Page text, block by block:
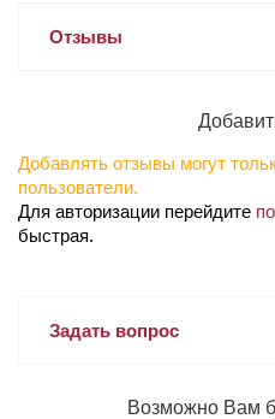
Отзывы
Добавлять отзывы могут
пользователи.
Для авторизации перейдите
быстрая.
Задать вопрос
Возможно Вам